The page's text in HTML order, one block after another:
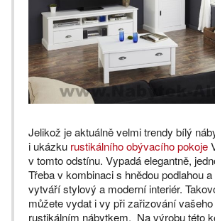
Jelikož je aktuálně velmi trendy bílý
i ukázku rustikálního obývacího pokoje
v tomto odstínu. Vypadá elegantně,
Třeba v kombinaci s hnědou podlahou
vytváří stylový a moderní interiér.
můžete vydat i vy při zařizování
rustikálním nábytkem. Na výrobu této